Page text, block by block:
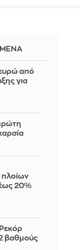
από
για
πλοίων
20%
βαθμούς